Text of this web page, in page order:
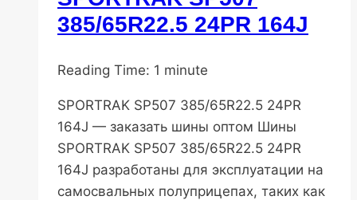
шины
385/65R22.5 24PR 164J
ОтDenisNHK
10.11.202520.03.2026
Reading Time: 1 minute
SPORTRAK SP507 385/65R22.5 24PR
164J — заказать шины оптом Шины
SPORTRAK SP507 385/65R22.5 24PR
164J разработаны для эксплуатации на
самосвальных полуприцепах, таких как